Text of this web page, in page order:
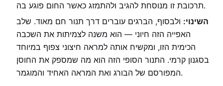
תרכובת זו מנוסחת להגיב ולהתמזג כאשר החום פוגע בה.
השינוי: ולבסוף, הברגים עוברים דרך תנור חם מאוד. שלב
האפייה הזה חיוני — הוא משנה לצמיתות את השכבה
הכימית הזו, ומקשיח אותה למראה חיצוני צפוף במיוחד
בסגנון קרמי. התנור הסופי הזה הוא מה שמספק את החוסן
המפורסם של הבורג ואת המראה האחיד והמוגמר.